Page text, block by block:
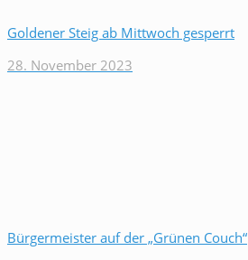
Goldener Steig ab Mittwoch gesperrt
28. November 2023
Bürgermeister auf der „Grünen Couch“